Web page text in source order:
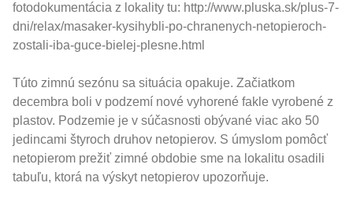
fotodokumentácia z lokality tu: http://www.pluska.sk/plus-7-
dni/relax/masaker-kysihybli-po-chranenych-netopieroch-
zostali-iba-guce-bielej-plesne.html
Túto zimnú sezónu sa situácia opakuje. Začiatkom
decembra boli v podzemí nové vyhorené fakle vyrobené z
plastov. Podzemie je v súčasnosti obývané viac ako 50
jedincami štyroch druhov netopierov. S úmyslom pomôcť
netopierom prežiť zimné obdobie sme na lokalitu osadili
tabuľu, ktorá na výskyt netopierov upozorňuje.